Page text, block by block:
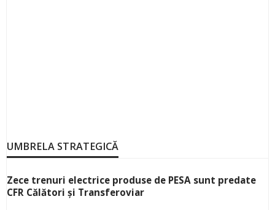
UMBRELA STRATEGICĂ
Zece trenuri electrice produse de PESA sunt predate
CFR Călători și Transferoviar